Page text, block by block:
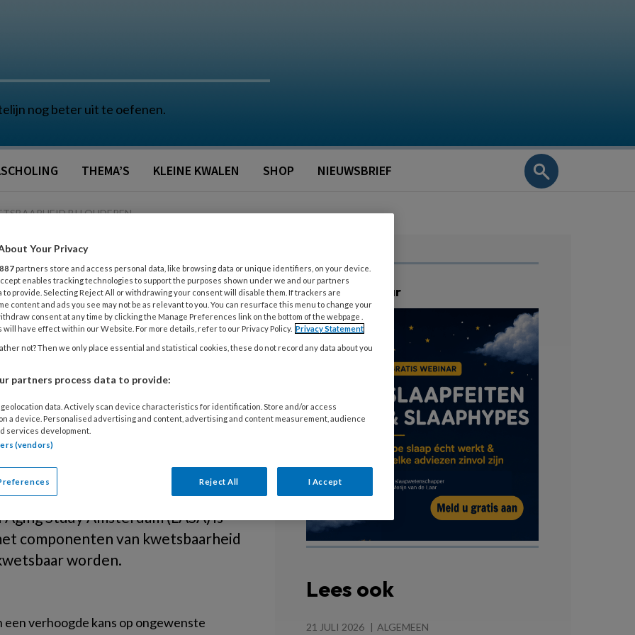
nog beter uit te oefenen.
THEMA’S KLEINE KWALEN SHOP NIEUWSBRIEF
BIJ OUDEREN
Reacties 0 Delen
bij
een verhoogde kans op
als gevolg van afnemende
is relatief weinig bekend over de
In een studie (2018) met
Study Amsterdam (LASA) is
componenten van kwetsbaarheid
worden.
verhoogde kans op ongewenste
Gratis Webinar
Lees ook
21 JULI 2026 ALGEMEEN
Your Privacy
887 partners store and access personal data, like browsing data or unique identifiers, on your device.
enables tracking technologies to support the purposes shown under we and our partners
to provide. Selecting Reject All or withdrawing your consent will disable them. If trackers are
content and ads you see may not be as relevant to you. You can resurface this menu to change your
consent at any time by clicking the Manage Preferences link on the bottom of the webpage .
will have effect within our Website. For more details, refer to our Privacy Policy. Privacy Statement
not? Then we only place essential and statistical cookies, these do not record any data about you
partners process data to provide:
data. Actively scan device characteristics for identification. Store and/or access
a device. Personalised advertising and content, advertising and content measurement, audience
services development.
(vendors)
Reject All I Accept